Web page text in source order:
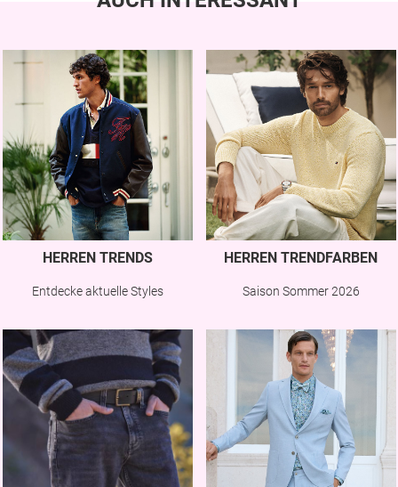
HERREN TRENDS
Entdecke aktuelle Styles
HERREN TRENDFARBEN
Saison Sommer 2026